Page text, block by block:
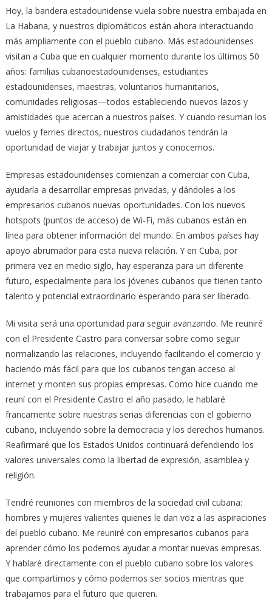
Hoy, la bandera estadounidense vuela sobre nuestra embajada en
La Habana, y nuestros diplomáticos están ahora interactuando
más ampliamente con el pueblo cubano. Más estadounidenses
visitan a Cuba que en cualquier momento durante los últimos 50
años: familias cubanoestadounidenses, estudiantes
estadounidenses, maestras, voluntarios humanitarios,
comunidades religiosas—todos estableciendo nuevos lazos y
amistidades que acercan a nuestros países. Y cuando resuman los
vuelos y ferries directos, nuestros ciudadanos tendrán la
oportunidad de viajar y trabajar juntos y conocernos.
Empresas estadounidenses comienzan a comerciar con Cuba,
ayudarla a desarrollar empresas privadas, y dándoles a los
empresarios cubanos nuevas oportunidades. Con los nuevos
hotspots (puntos de acceso) de Wi-Fi, más cubanos están en
línea para obtener información del mundo. En ambos países hay
apoyo abrumador para esta nueva relación. Y en Cuba, por
primera vez en medio siglo, hay esperanza para un diferente
futuro, especialmente para los jóvenes cubanos que tienen tanto
talento y potencial extraordinario esperando para ser liberado.
Mi visita será una oportunidad para seguir avanzando. Me reuniré
con el Presidente Castro para conversar sobre como seguir
normalizando las relaciones, incluyendo facilitando el comercio y
haciendo más fácil para que los cubanos tengan acceso al
internet y monten sus propias empresas. Como hice cuando me
reuní con el Presidente Castro el año pasado, le hablaré
francamente sobre nuestras serias diferencias con el gobierno
cubano, incluyendo sobre la democracia y los derechos humanos.
Reafirmaré que los Estados Unidos continuará defendiendo los
valores universales como la libertad de expresión, asamblea y
religión.
Tendré reuniones con miembros de la sociedad civil cubana:
hombres y mujeres valientes quienes le dan voz a las aspiraciones
del pueblo cubano. Me reuniré con empresarios cubanos para
aprender cómo los podemos ayudar a montar nuevas empresas.
Y hablaré directamente con el pueblo cubano sobre los valores
que compartimos y cómo podemos ser socios mientras que
trabajamos para el futuro que quieren.